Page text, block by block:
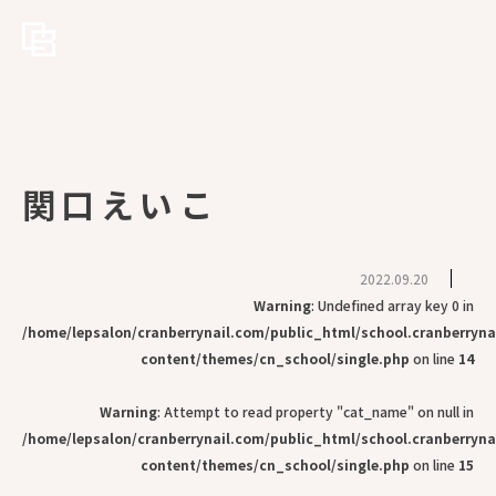
関口えいこ
2022.09.20
Warning: Undefined array key 0 in
/home/lepsalon/cranberrynail.com/public_html/
content/themes/cn_school/single.php on line 14
Warning: Attempt to read property "cat_name" on null in
/home/lepsalon/cranberrynail.com/public_html/
content/themes/cn_school/single.php on line 15